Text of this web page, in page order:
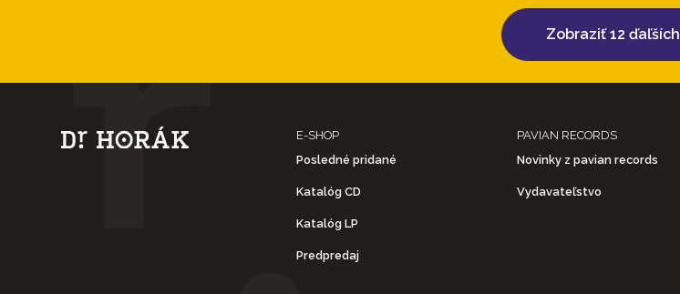
Zobraziť 12 ďaľších
E-SHOP
Posledné pridané
Katalóg CD
Katalóg LP
Predpredaj
PAVIAN RECORDS
Novinky z pavian records
Vydavateľstvo